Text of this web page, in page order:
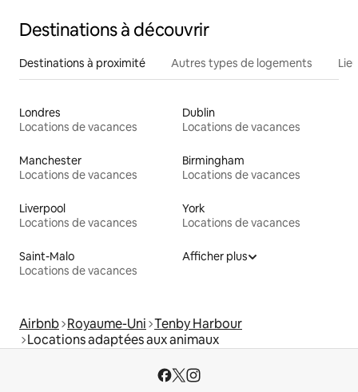
Destinations à découvrir
Destinations à proximité Autres types de logements
Londres
Locations de vacances
Dublin
Locations de vacances
Manchester
Locations de vacances
Birmingham
Locations de vacances
Liverpool
Locations de vacances
York
Locations de vacances
Saint-Malo
Locations de vacances
Afficher plus
Airbnb Royaume-Uni Tenby Harbour
Locations adaptées aux animaux